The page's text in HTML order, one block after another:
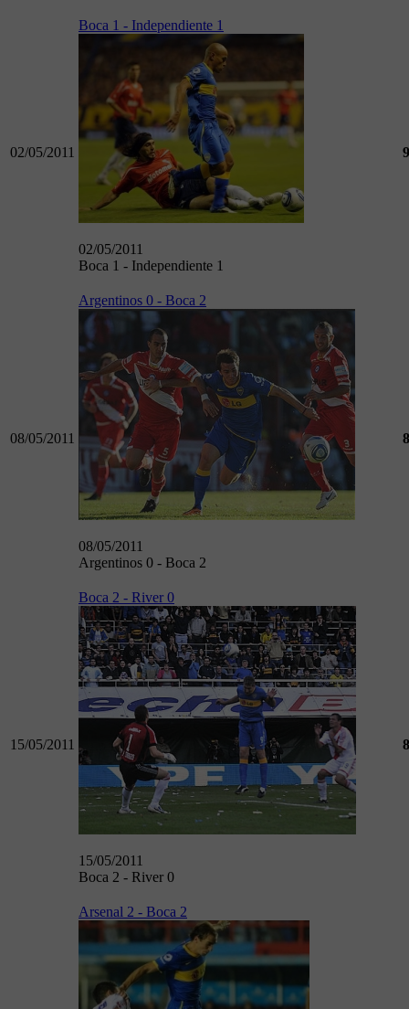
02/05/2011
Boca 1 - Independiente 1
02/05/2011
Boca 1 - Independiente 1
08/05/2011
Argentinos 0 - Boca 2
08/05/2011
Argentinos 0 - Boca 2
15/05/2011
Boca 2 - River 0
15/05/2011
Boca 2 - River 0
Arsenal 2 - Boca 2